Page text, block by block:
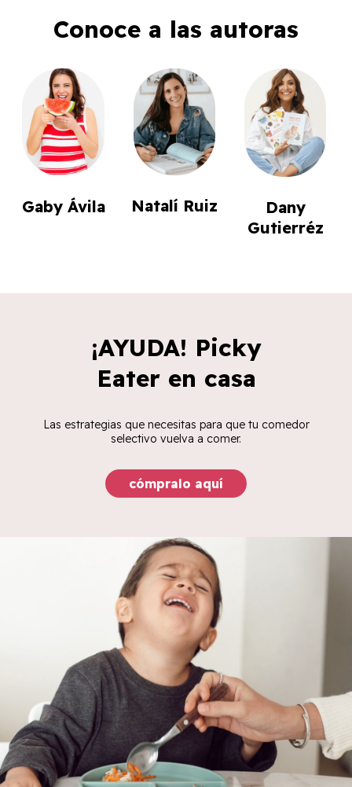
Conoce a las autoras
Gaby Ávila Natalí Ruiz
Dany
Gutierréz
¡AYUDA! Picky
Eater en casa
Las estrategias que necesitas para que tu comedor
selectivo vuelva a comer.
cómpralo aquí